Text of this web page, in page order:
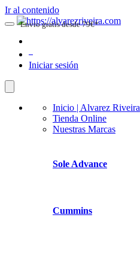
Ir al contenido
Iniciar sesión
Inicio | Alvarez Riveira
Tienda Online
Nuestras Marcas
Sole Advance
Cummins
Envio gratis desde 79€*